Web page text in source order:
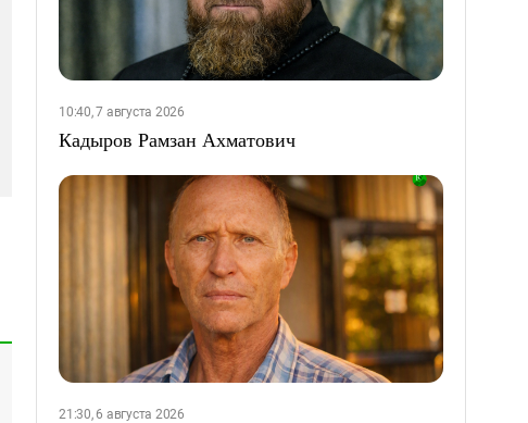
10:40, 7 августа 2026
Кадыров Рамзан Ахматович
21:30, 6 августа 2026